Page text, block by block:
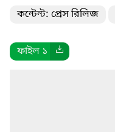
কন্টেন্ট: প্রেস রিলিজ
ফাইল ১